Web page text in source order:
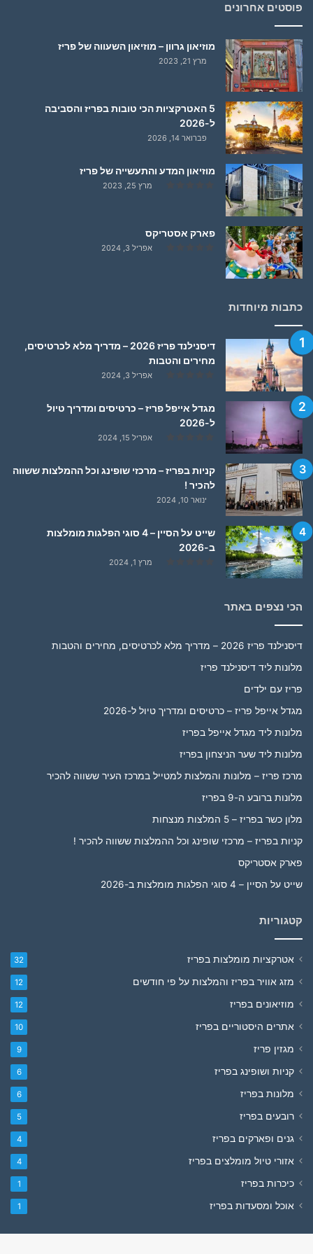
פוסטים אחרונים
מוזיאון גרוון – מוזיאון השעווה של פריז
מרץ 21, 2023
5 האטרקציות הכי טובות בפריז והסביבה
ל-2026
פברואר 14, 2026
מוזיאון המדע והתעשייה של פריז
מרץ 25, 2023
פארק אסטריקס
אפריל 3, 2024
כתבות מיוחדות
דיסנילנד פריז 2026 – מדריך מלא לכרטיסים,
מחירים והטבות
אפריל 3, 2024
מגדל אייפל פריז – כרטיסים ומדריך טיול
ל-2026
אפריל 15, 2024
קניות בפריז – מרכזי שופינג וכל ההמלצות ששווה
להכיר !
ינואר 10, 2024
שייט על הסיין – 4 סוגי הפלגות מומלצות
ב-2026
מרץ 1, 2024
הכי נצפים באתר
דיסנילנד פריז 2026 – מדריך מלא לכרטיסים, מחירים והטבות
מלונות ליד דיסנילנד פריז
פריז עם ילדים
מגדל אייפל פריז – כרטיסים ומדריך טיול ל-2026
מלונות ליד מגדל אייפל בפריז
מלונות ליד שער הניצחון בפריז
מרכז פריז – מלונות והמלצות למטייל במרכז העיר ששווה להכיר
מלונות ברובע ה-9 בפריז
מלון כשר בפריז – 5 המלצות מנצחות
קניות בפריז – מרכזי שופינג וכל ההמלצות ששווה להכיר !
פארק אסטריקס
שייט על הסיין – 4 סוגי הפלגות מומלצות ב-2026
קטגוריות
אטרקציות מומלצות בפריז 32
מזג אוויר בפריז והמלצות על פי חודשים 12
מוזיאונים בפריז 12
אתרים היסטוריים בפריז 10
מגזין פריז 9
קניות ושופינג בפריז 6
מלונות בפריז 6
רובעים בפריז 5
גנים ופארקים בפריז 4
אזורי טיול מומלצים בפריז 4
כיכרות בפריז 1
אוכל ומסעדות בפריז 1